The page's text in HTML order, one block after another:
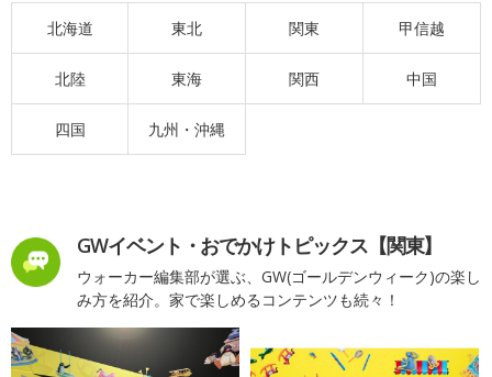
北海道 東北 関東 甲信越
北陸 東海 関西 中国
四国 九州・沖縄
GWイベント・おでかけトピックス【関東】
ウォーカー編集部が選ぶ、GW(ゴールデンウィーク)の楽し
み方を紹介。家で楽しめるコンテンツも続々！